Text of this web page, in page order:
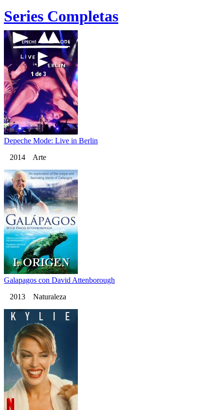
Series Completas
Depeche Mode: Live in Berlin
2014 Arte
Galapagos con David Attenborough
2013 Naturaleza